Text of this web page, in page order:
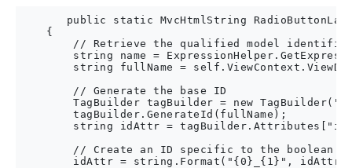
public static MvcHtmlString
    {
// Retrieve the qualified model
string name =
string fullName =
        // Generate the base ID
TagBuilder tagBuilder = new
        tagBuilder.GenerateId(fullName);
string idAttr =
// Create an ID specific to the boolean
idAttr = string.Format("{0}_{1}", idAttr,